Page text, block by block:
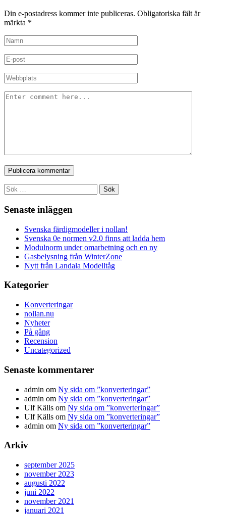
Din e-postadress kommer inte publiceras. Obligatoriska fält är
märkta *
Sök
efter:
Senaste inläggen
Svenska färdigmodeller i nollan!
Svenska 0e normen v2.0 finns att ladda hem
Modulnorm under omarbetning och en ny
Gasbelysning från WinterZone
Nytt från Landala Modelltåg
Kategorier
Konverteringar
nollan.nu
Nyheter
På gång
Recension
Uncategorized
Senaste kommentarer
admin om Ny sida om ”konverteringar”
admin om Ny sida om ”konverteringar”
Ulf Källs om Ny sida om ”konverteringar”
Ulf Källs om Ny sida om ”konverteringar”
admin om Ny sida om ”konverteringar”
Arkiv
september 2025
november 2023
augusti 2022
juni 2022
november 2021
januari 2021